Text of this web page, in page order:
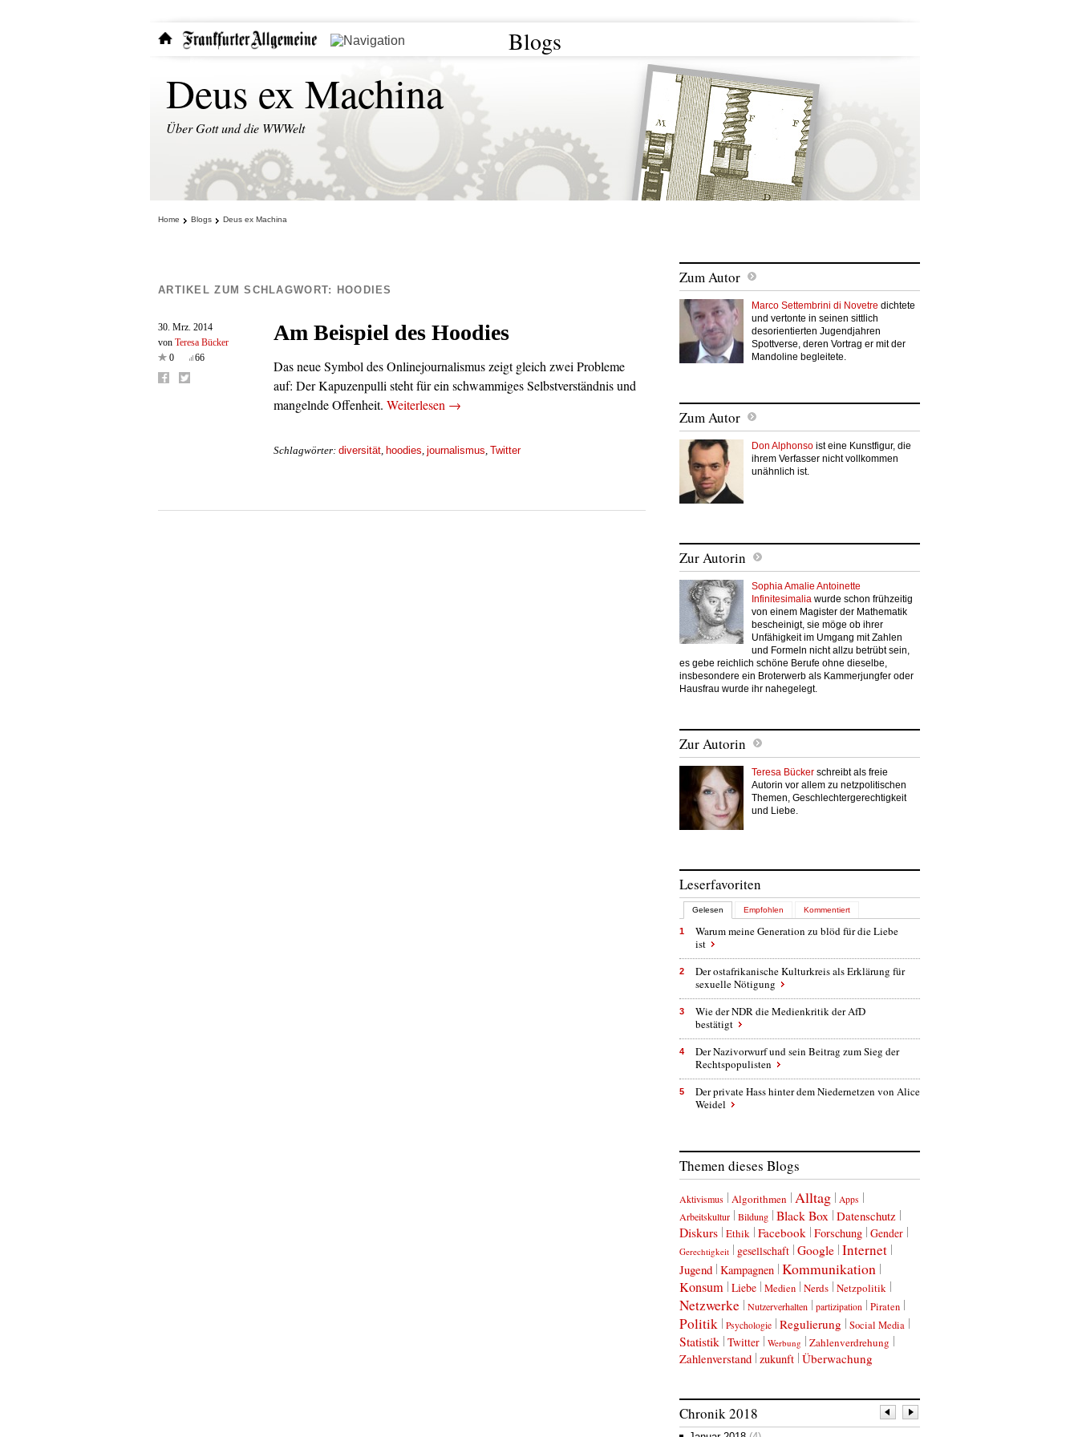
Blogs
Deus ex Machina
Über Gott und die WWWelt
Home Blogs Deus ex Machina
ARTIKEL ZUM SCHLAGWORT: HOODIES
30. Mrz. 2014
von Teresa Bücker
0
66
Am Beispiel des Hoodies
Das neue Symbol des Onlinejournalismus zeigt gleich zwei Probleme
auf: Der Kapuzenpulli steht für ein schwammiges Selbstverständnis und
mangelnde Offenheit. Weiterlesen →
Schlagwörter: diversität, hoodies, journalismus, Twitter
Zum Autor
Marco Settembrini di Novetre dichtete
und vertonte in seinen sittlich
desorientierten Jugendjahren
Spottverse, deren Vortrag er mit der
Mandoline begleitete.
Zum Autor
Don Alphonso ist eine Kunstfigur, die
ihrem Verfasser nicht vollkommen
unähnlich ist.
Zur Autorin
Sophia Amalie Antoinette
Infinitesimalia wurde schon frühzeitig
von einem Magister der Mathematik
bescheinigt, sie möge ob ihrer
Unfähigkeit im Umgang mit Zahlen
und Formeln nicht allzu betrübt sein,
es gebe reichlich schöne Berufe ohne dieselbe,
insbesondere ein Broterwerb als Kammerjungfer oder
Hausfrau wurde ihr nahegelegt.
Zur Autorin
Teresa Bücker schreibt als freie
Autorin vor allem zu netzpolitischen
Themen, Geschlechtergerechtigkeit
und Liebe.
Leserfavoriten
Gelesen Empfohlen Kommentiert
1
Warum meine Generation zu blöd für die Liebe
ist
2
Der ostafrikanische Kulturkreis als Erklärung für
sexuelle Nötigung
3
Wie der NDR die Medienkritik der AfD
bestätigt
4
Der Nazivorwurf und sein Beitrag zum Sieg der
Rechtspopulisten
5
Der private Hass hinter dem Niedernetzen von Alice
Weidel
Themen dieses Blogs
Aktivismus Algorithmen Alltag Apps
Arbeitskultur Bildung Black Box Datenschutz
Diskurs Ethik Facebook Forschung Gender
Gerechtigkeit gesellschaft Google Internet
Jugend Kampagnen Kommunikation
Konsum Liebe Medien Nerds Netzpolitik
Netzwerke Nutzerverhalten partizipation Piraten
Politik Psychologie Regulierung Social Media
Statistik Twitter Werbung Zahlenverdrehung
Zahlenverstand zukunft Überwachung
Chronik2018